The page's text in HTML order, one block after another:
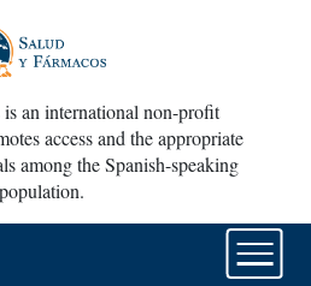
an international non-profit
access and the appropriate
among the Spanish-speaking
population.